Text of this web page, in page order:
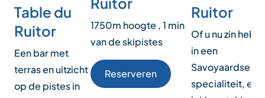
Table du
Ruitor
Een bar met
terras en uitzicht
op de pistes in
1750m hoogte , 1 min
van de skipistes
Reserveren
Ruitor
Of u nu zin hebt
in een
Savoyaardse
specialiteit, een